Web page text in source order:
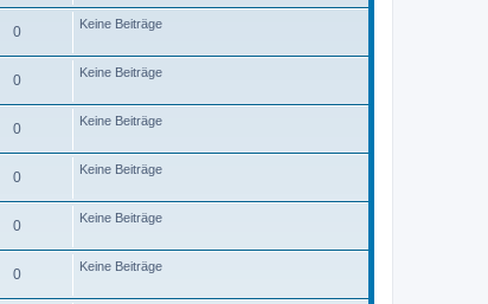
e
i
a
g
0 Keine Beiträge
0 Keine Beiträge
0 Keine Beiträge
0 Keine Beiträge
0 Keine Beiträge
0 Keine Beiträge